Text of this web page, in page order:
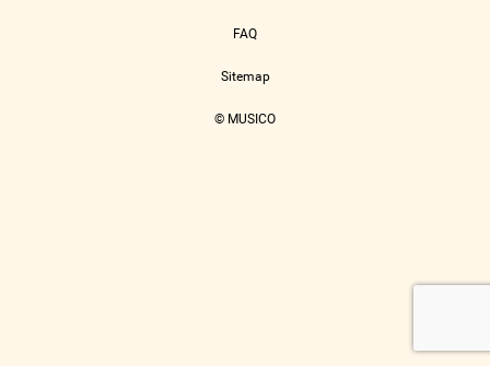
FAQ
Sitemap
© MUSICO